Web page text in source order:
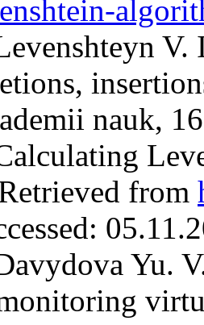
nauk,
from
Yu.